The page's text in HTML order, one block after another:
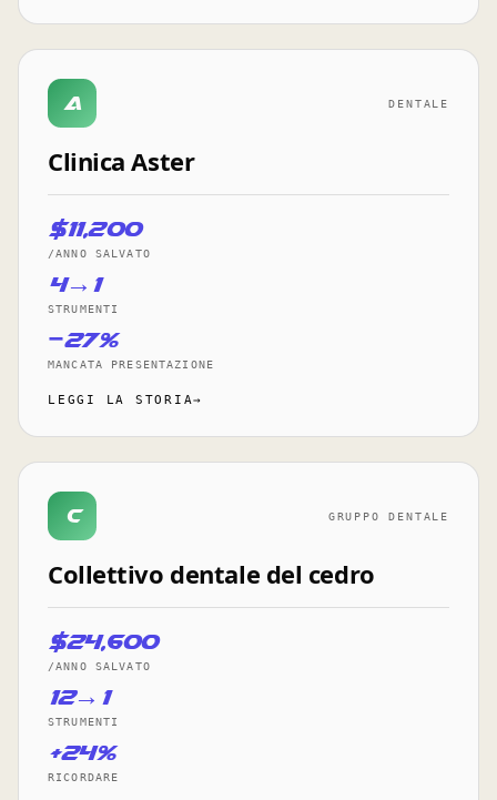
A DENTALE
Clinica Aster
$11,200
/ANNO SALVATO
4→1
STRUMENTI
−27%
MANCATA PRESENTAZIONE
LEGGI LA STORIA→
C GRUPPO DENTALE
Collettivo dentale del cedro
$24,600
/ANNO SALVATO
12→1
STRUMENTI
+24%
RICORDARE